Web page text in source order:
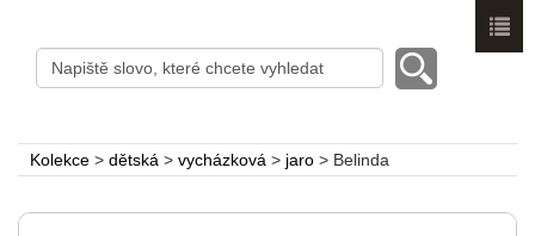
Kolekce > dětská > vycházková > jaro > Belinda